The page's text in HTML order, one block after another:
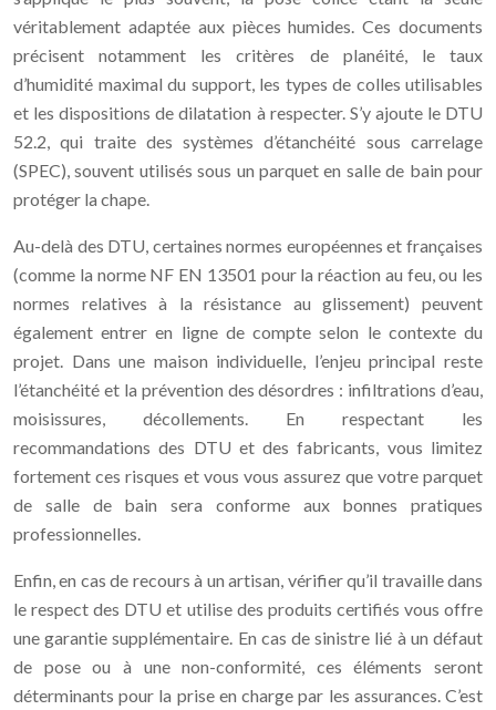
véritablement adaptée aux pièces humides. Ces documents
précisent notamment les critères de planéité, le taux
d’humidité maximal du support, les types de colles utilisables
et les dispositions de dilatation à respecter. S’y ajoute le DTU
52.2, qui traite des systèmes d’étanchéité sous carrelage
(SPEC), souvent utilisés sous un parquet en salle de bain pour
protéger la chape.
Au-delà des DTU, certaines normes européennes et françaises
(comme la norme NF EN 13501 pour la réaction au feu, ou les
normes relatives à la résistance au glissement) peuvent
également entrer en ligne de compte selon le contexte du
projet. Dans une maison individuelle, l’enjeu principal reste
l’étanchéité et la prévention des désordres : infiltrations d’eau,
moisissures, décollements. En respectant les
recommandations des DTU et des fabricants, vous limitez
fortement ces risques et vous vous assurez que votre parquet
de salle de bain sera conforme aux bonnes pratiques
professionnelles.
Enfin, en cas de recours à un artisan, vérifier qu’il travaille dans
le respect des DTU et utilise des produits certifiés vous offre
une garantie supplémentaire. En cas de sinistre lié à un défaut
de pose ou à une non-conformité, ces éléments seront
déterminants pour la prise en charge par les assurances. C’est